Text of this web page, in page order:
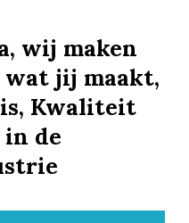
wij maken
jij maakt,
Kwaliteit
de